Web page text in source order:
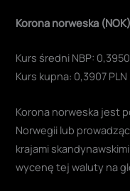
Korona norweska (NOK)
Kurs średni NBP:
Kurs kupna: 0,3907
Korona norweska jest
Norwegii lub
krajami
wycenę tej waluty na